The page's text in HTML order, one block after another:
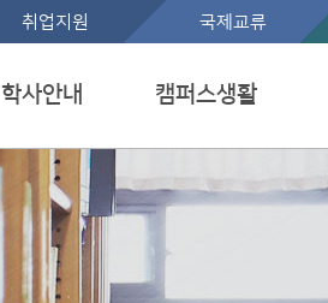
취업지원 국제교류
학사안내 캠퍼스생활